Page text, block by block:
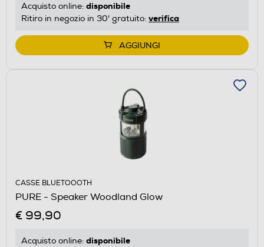
Acquisto online: disponibile
Ritiro in negozio in 30' gratuito: verifica
AGGIUNGI
CASSE BLUETOOOTH
PURE - Speaker Woodland Glow
€ 99,90
Acquisto online: disponibile